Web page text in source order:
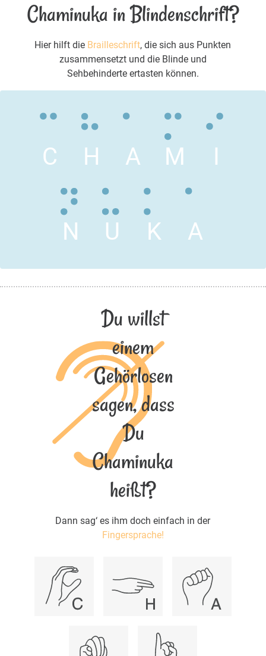
Chaminuka in Blindenschrift?
Hier hilft die Brailleschrift, die sich aus Punkten
zusammensetzt und die Blinde und
Sehbehinderte ertasten können.
C H A M I
N U K A
Du willst
einem
Gehörlosen
sagen, dass
Du
Chaminuka
heißt?
Dann sag‘ es ihm doch einfach in der
Fingersprache!